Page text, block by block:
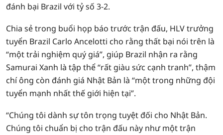
đánh bại Brazil với tỷ số 3-2.
Chia sẻ trong buổi họp báo trước trận đấu, HLV trưởng
tuyển Brazil Carlo Ancelotti cho rằng thất bại nói trên là
“một trải nghiệm quý giá”, giúp Brazil nhận ra rằng
Samurai Xanh là tập thể “rất giàu sức cạnh tranh”, thậm
chí ông còn đánh giá Nhật Bản là “một trong những đội
tuyển mạnh nhất thế giới hiện tại”.
“Chúng tôi dành sự tôn trọng tuyệt đối cho Nhật Bản.
Chúng tôi chuẩn bị cho trận đấu này như một trận